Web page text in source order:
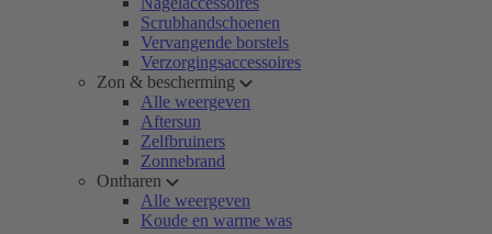
Scrubhandschoenen
Vervangende borstels
Verzorgingsaccessoires
Zon & bescherming
Alle weergeven
Aftersun
Zelfbruiners
Zonnebrand
Ontharen
Alle weergeven
Koude en warme was